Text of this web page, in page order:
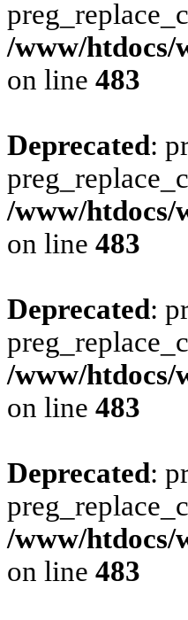
/www/htdocs/
on line 483
Deprecated:
/www/htdocs/
on line 483
Deprecated:
/www/htdocs/
on line 483
Deprecated:
/www/htdocs/
on line 483